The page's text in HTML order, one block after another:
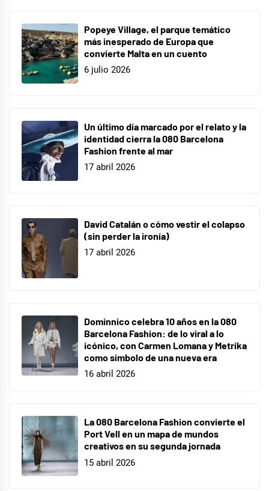
Popeye Village, el parque temático
más inesperado de Europa que
convierte Malta en un cuento
6 julio 2026
Un último día marcado por el relato y la
identidad cierra la 080 Barcelona
Fashion frente al mar
17 abril 2026
David Catalán o cómo vestir el colapso
(sin perder la ironía)
17 abril 2026
Dominnico celebra 10 años en la 080
Barcelona Fashion: de lo viral a lo
icónico, con Carmen Lomana y Metrika
como símbolo de una nueva era
16 abril 2026
La 080 Barcelona Fashion convierte el
Port Vell en un mapa de mundos
creativos en su segunda jornada
15 abril 2026